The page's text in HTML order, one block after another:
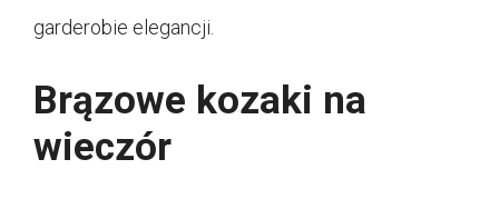
garderobie elegancji.
Brązowe kozaki na
wieczór